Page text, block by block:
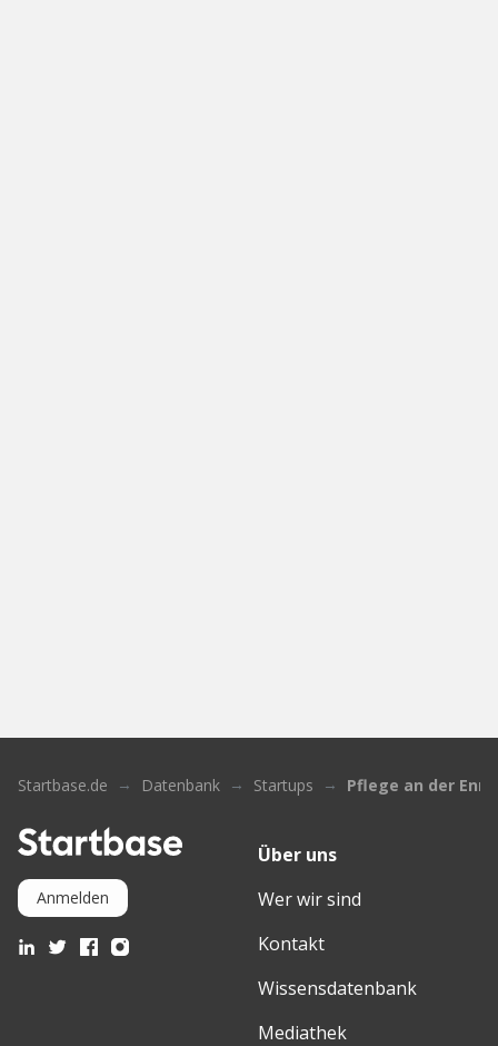
Startbase.de Datenbank Startups Pflege an der
Anmelden
Über uns
Wer wir sind
Kontakt
Wissensdatenbank
Mediathek